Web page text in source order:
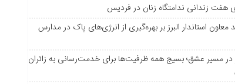
هفت زندانی ندامتگاه زنان در فردیس
معاون استاندار البرز بر بهره‌گیری از انرژی‌های پاک در مدارس
در مسیر عشق؛ بسیج همه ظرفیت‌ها برای خدمت‌رسانی به زائران